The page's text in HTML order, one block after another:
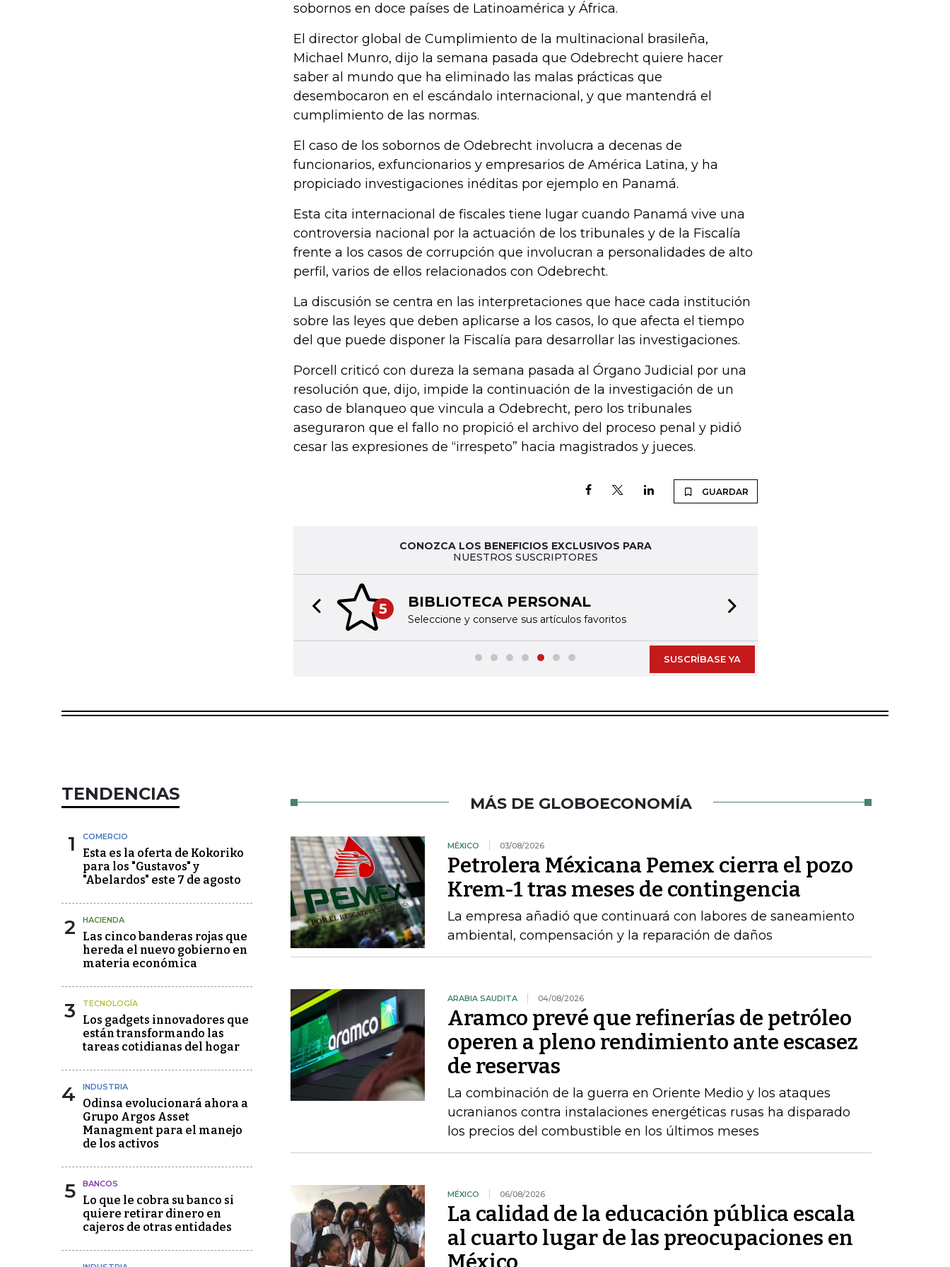
sobornos en doce países de Latinoamérica y África.
El director global de Cumplimiento de la multinacional brasileña,
Michael Munro, dijo la semana pasada que Odebrecht quiere hacer
saber al mundo que ha eliminado las malas prácticas que
desembocaron en el escándalo internacional, y que mantendrá el
cumplimiento de las normas.
El caso de los sobornos de Odebrecht involucra a decenas de
funcionarios, exfuncionarios y empresarios de América Latina, y ha
propiciado investigaciones inéditas por ejemplo en Panamá.
Esta cita internacional de fiscales tiene lugar cuando Panamá vive una
controversia nacional por la actuación de los tribunales y de la Fiscalía
frente a los casos de corrupción que involucran a personalidades de alto
perfil, varios de ellos relacionados con Odebrecht.
La discusión se centra en las interpretaciones que hace cada institución
sobre las leyes que deben aplicarse a los casos, lo que afecta el tiempo
del que puede disponer la Fiscalía para desarrollar las investigaciones.
Porcell criticó con dureza la semana pasada al Órgano Judicial por una
resolución que, dijo, impide la continuación de la investigación de un
caso de blanqueo que vincula a Odebrecht, pero los tribunales
aseguraron que el fallo no propició el archivo del proceso penal y pidió
cesar las expresiones de “irrespeto” hacia magistrados y jueces.
GUARDAR
CONOZCA LOS BENEFICIOS EXCLUSIVOS PARA
NUESTROS SUSCRIPTORES
5 BIBLIOTECA PERSONAL
Seleccione y conserve sus artículos favoritos
Previous slide
SUSCRÍBASE YA
TENDENCIAS
1 COMERCIO
Esta es la oferta de Kokoriko
para los "Gustavos" y
"Abelardos" este 7 de agosto
2 HACIENDA
Las cinco banderas rojas que
hereda el nuevo gobierno en
materia económica
3 TECNOLOGÍA
Los gadgets innovadores que
están transformando las
tareas cotidianas del hogar
4 INDUSTRIA
Odinsa evolucionará ahora a
Grupo Argos Asset
Managment para el manejo
de los activos
5 BANCOS
Lo que le cobra su banco si
quiere retirar dinero en
cajeros de otras entidades
MÁS DE GLOBOECONOMÍA
MÉXICO 03/08/2026
Petrolera Méxicana Pemex cierra el pozo
Krem-1 tras meses de contingencia
La empresa añadió que continuará con labores de saneamiento
ambiental, compensación y la reparación de daños
ARABIA SAUDITA 04/08/2026
Aramco prevé que refinerías de petróleo
operen a pleno rendimiento ante escasez
de reservas
La combinación de la guerra en Oriente Medio y los ataques
ucranianos contra instalaciones energéticas rusas ha disparado
los precios del combustible en los últimos meses
MÉXICO 06/08/2026
La calidad de la educación pública escala
al cuarto lugar de las preocupaciones en